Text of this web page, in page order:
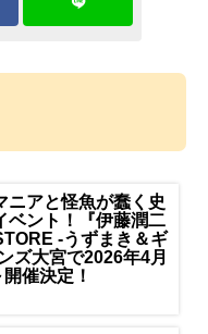
ニアと怪魚が蠢く史
ベント！『伊藤潤二
-うずまき＆ギ
ズ大宮で2026年4月
催決定！